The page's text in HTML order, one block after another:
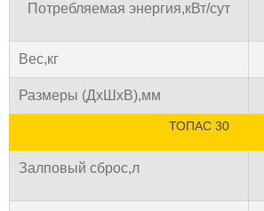
Потребляемая энергия,кВт/сут
Вес,кг
Размеры (ДхШхВ),мм
ТОПАС 30
Залповый сброс,л